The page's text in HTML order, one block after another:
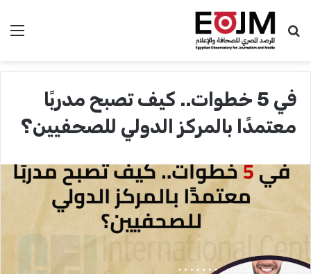
بحث عن
في 5 خطوات.. كيف تصبح مدربًا
معتمدًا بالمركز الدولي للصحفيين؟